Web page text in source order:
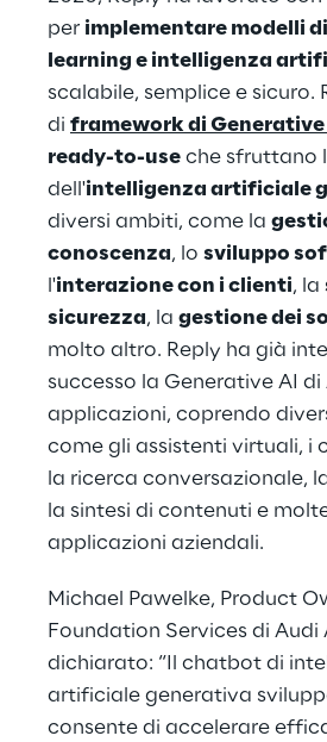
per implementare modelli
learning e intelligenza
scalabile, semplice e sicuro.
di framework di Generative
ready-to-use che sfruttano
dell'intelligenza artificiale
diversi ambiti, come la
conoscenza, lo sviluppo
l'interazione con i clienti, la
sicurezza, la gestione dei
molto altro. Reply ha già
successo la Generative AI di
applicazioni, coprendo
come gli assistenti virtuali, i
la ricerca conversazionale,
la sintesi di contenuti e
applicazioni aziendali.
Michael Pawelke, Product
Foundation Services di Audi
dichiarato: “Il chatbot di
artificiale generativa
consente di accelerare